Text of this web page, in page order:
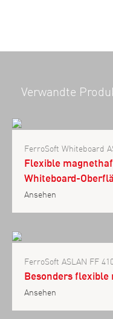
Verwandte
FerroSoft Whiteboard
Flexible
Whiteboard-
Ansehen
FerroSoft ASLAN FF
Besonders
Ansehen